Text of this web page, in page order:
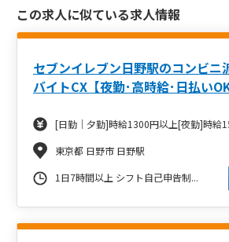
この求人に似ている求人情報
セブンイレブン日野駅のコンビニ
バイトCX【夜勤･高時給･日払いOK
[日勤｜夕勤]時給1300円以上[夜勤]時給
東京都 日野市 日野駅
1日7時間以上 シフト自己申告制...